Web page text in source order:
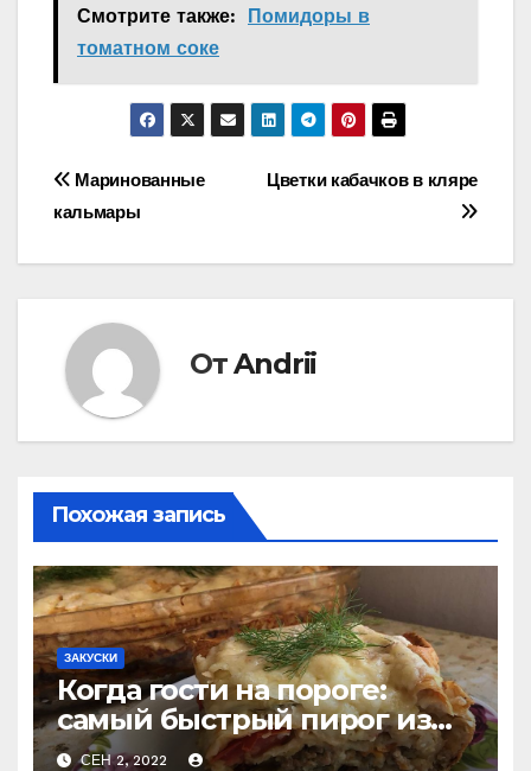
Смотрите также:
Помидоры в
томатном соке
Навигация
Цветки кабачков в кляре
Маринованные
кальмары
ОтAndrii
Похожая запись
ЗАКУСКИ
Когда гости на пороге:
самый быстрый пирог из
лаваша с тремя начинками
СЕН 2, 2022